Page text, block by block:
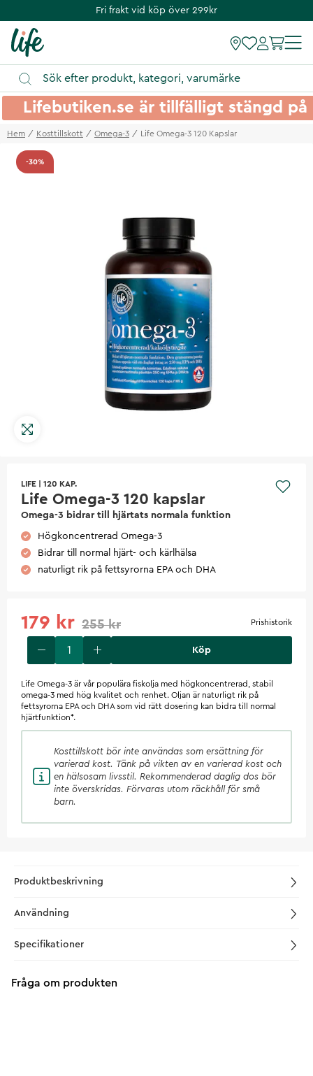
Fri frakt vid köp över 299kr
Lifebutiken.se är tillfälligt stängd
Hem Kosttillskott Omega-3 Life Omega-3 120 Kapslar
-30%
LIFE 120 KAP.
Life Omega-3 120 kapslar
Omega-3 bidrar till hjärtats normala funktion
Högkoncentrerad Omega-3
Bidrar till normal hjärt- och kärlhälsa
naturligt rik på fettsyrorna EPA och DHA
179 kr 255 kr Prishistorik
Köp
Life Omega-3 är vår populära fiskolja med högkoncentrerad, stabil
omega-3 med hög kvalitet och renhet. Oljan är naturligt rik på
fettsyrorna EPA och DHA som vid rätt dosering kan bidra till normal
hjärtfunktion*.
Kosttillskott bör inte användas som ersättning för
varierad kost. Tänk på vikten av en varierad kost och
en hälsosam livsstil. Rekommenderad daglig dos bör
inte överskridas. Förvaras utom räckhåll för små
barn.
Produktbeskrivning
Användning
Specifikationer
Fråga om produkten